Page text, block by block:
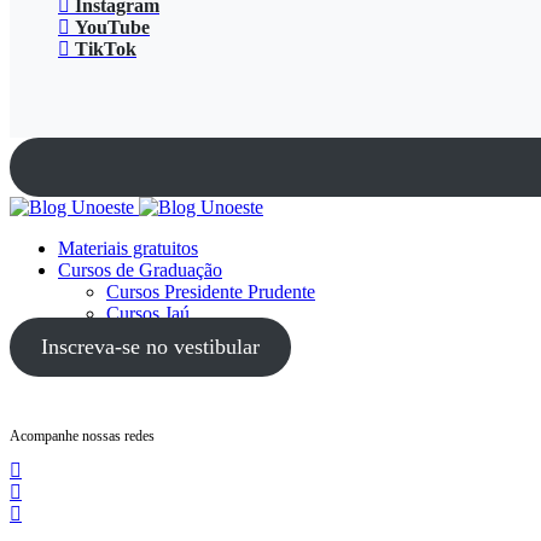
Instagram
YouTube
TikTok
Materiais gratuitos
Cursos de Graduação
Cursos Presidente Prudente
Cursos Jaú
Cursos Guarujá
Inscreva-se no vestibular
Acompanhe nossas redes